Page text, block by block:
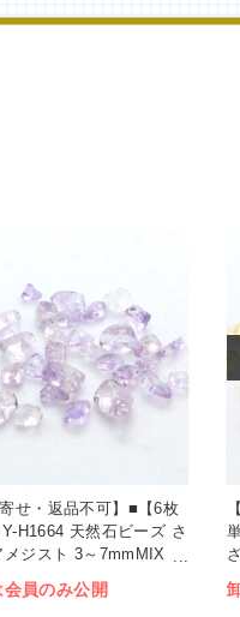
寄せ・返品不可】■【6枚
H1664 天然石ビーズ さ
メジスト 3～7mmMIX
員のみ公開